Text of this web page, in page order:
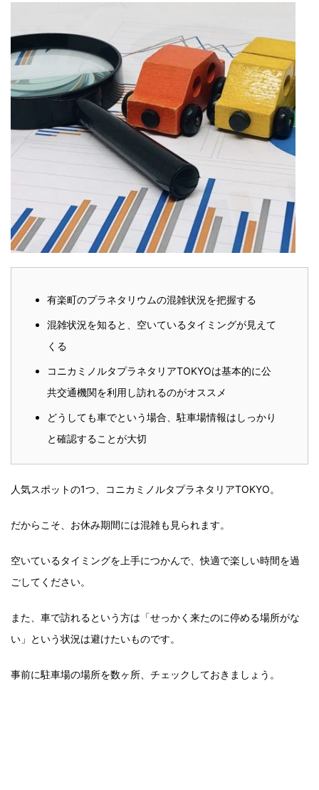
有楽町のプラネタリウムの混雑状況を把握する
混雑状況を知ると、空いているタイミングが見えて
くる
コニカミノルタプラネタリアTOKYOは基本的に公
共交通機関を利用し訪れるのがオススメ
どうしても車でという場合、駐車場情報はしっかり
と確認することが大切
人気スポットの1つ、コニカミノルタプラネタリアTOKYO。
だからこそ、お休み期間には混雑も見られます。
空いているタイミングを上手につかんで、快適で楽しい時間を過
ごしてください。
また、車で訪れるという方は「せっかく来たのに停める場所がな
い」という状況は避けたいものです。
事前に駐車場の場所を数ヶ所、チェックしておきましょう。